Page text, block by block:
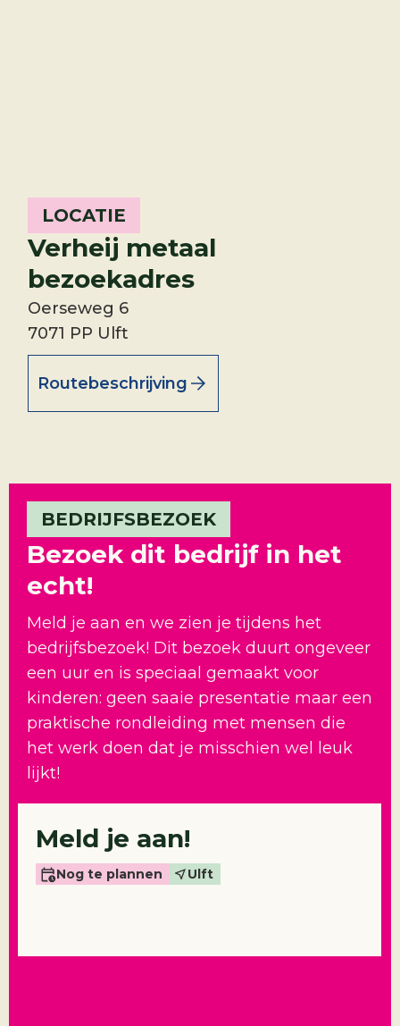
LOCATIE
Verheij metaal
bezoekadres
Oerseweg 6
7071 PP Ulft
Routebeschrijving
BEDRIJFSBEZOEK
Bezoek dit bedrijf in het
echt!
Meld je aan en we zien je tijdens het
bedrijfsbezoek! Dit bezoek duurt ongeveer
een uur en is speciaal gemaakt voor
kinderen: geen saaie presentatie maar een
praktische rondleiding met mensen die
het werk doen dat je misschien wel leuk
lijkt!
Meld je aan!
Nog te plannen Ulft